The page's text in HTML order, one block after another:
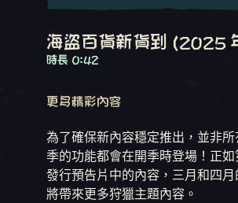
海盜百貨新貨到 (2025
時長 0:42
更多精彩內容
為了確保新內容穩定推出，並非
季的功能都會在開季時登場！正
發行預告片中的內容，三月和四
將帶來更多狩獵主題內容。